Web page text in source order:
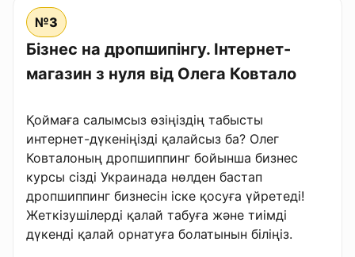
№3
Бізнес на дропшипінгу. Інтернет-
магазин з нуля від Олега Ковтало
Қоймаға салымсыз өзіңіздің табысты
интернет-дүкеніңізді қалайсыз ба? Олег
Ковталоның дропшиппинг бойынша бизнес
курсы сізді Украинада нөлден бастап
дропшиппинг бизнесін іске қосуға үйретеді!
Жеткізушілерді қалай табуға және тиімді
дүкенді қалай орнатуға болатынын біліңіз.